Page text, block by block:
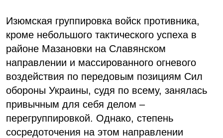
Изюмская группировка войск противника,
кроме небольшого тактического успеха в
районе Мазановки на Славянском
направлении и массированного огневого
воздействия по передовым позициям Сил
обороны Украины, судя по всему, занялась
привычным для себя делом –
перегруппировкой. Однако, степень
сосредоточения на этом направлении